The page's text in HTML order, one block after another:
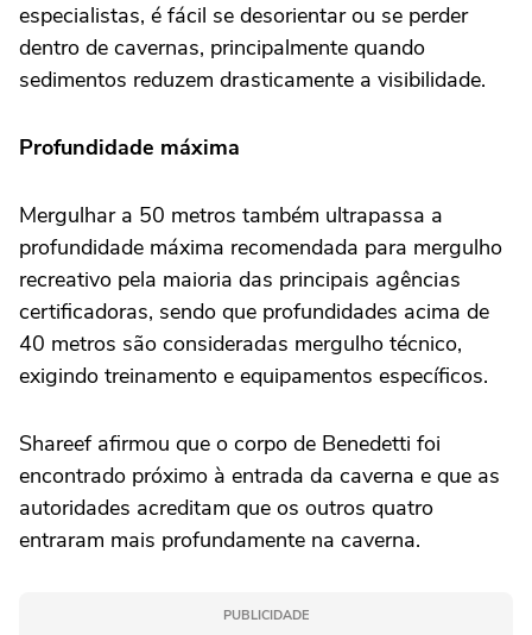
especialistas, é fácil se desorientar ou se perder
dentro de cavernas, principalmente quando
sedimentos reduzem drasticamente a visibilidade.
Profundidade máxima
Mergulhar a 50 metros também ultrapassa a
profundidade máxima recomendada para mergulho
recreativo pela maioria das principais agências
certificadoras, sendo que profundidades acima de
40 metros são consideradas mergulho técnico,
exigindo treinamento e equipamentos específicos.
Shareef afirmou que o corpo de Benedetti foi
encontrado próximo à entrada da caverna e que as
autoridades acreditam que os outros quatro
entraram mais profundamente na caverna.
PUBLICIDADE